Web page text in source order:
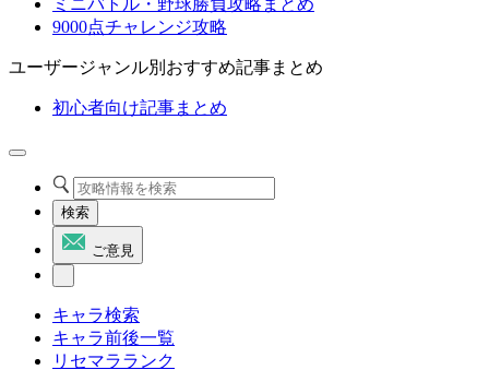
ミニバトル・野球勝負攻略まとめ
9000点チャレンジ攻略
ユーザージャンル別おすすめ記事まとめ
初心者向け記事まとめ
検索
ご意見
キャラ検索
キャラ前後一覧
リセマラランク